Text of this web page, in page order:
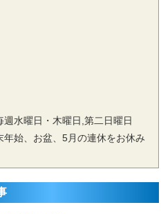
水曜日・木曜日,第二日曜日
年始、お盆、5月の連休をお休み